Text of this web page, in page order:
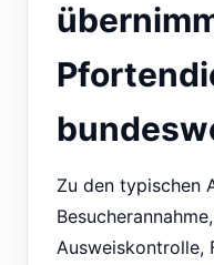
Zu den typischen
Ausweiskontrolle,